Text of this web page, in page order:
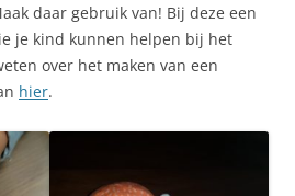
daar gebruik van! Bij deze een
je kind kunnen helpen bij het
over het maken van een
hier.